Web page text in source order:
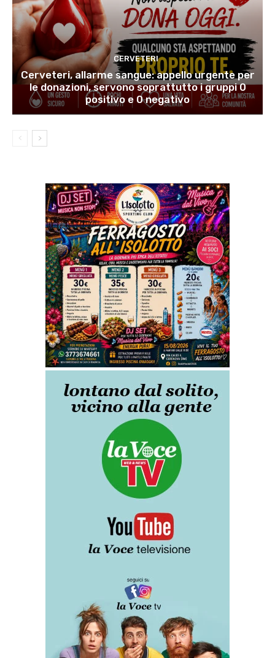
CERVETERI
Cerveteri, allarme sangue: appello urgente per
le donazioni, servono soprattutto i gruppi 0
positivo e 0 negativo